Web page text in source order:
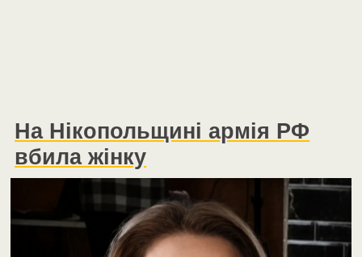
На Нікопольщині армія РФ
вбила жінку